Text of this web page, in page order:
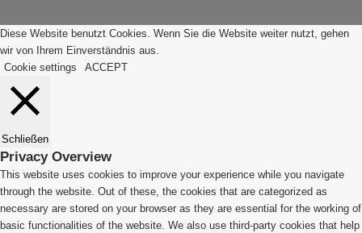
Diese Website benutzt Cookies. Wenn Sie die Website weiter nutzt, gehen
wir von Ihrem Einverständnis aus.
Cookie settings
ACCEPT
Schließen
Privacy Overview
This website uses cookies to improve your experience while you navigate
through the website. Out of these, the cookies that are categorized as
necessary are stored on your browser as they are essential for the working of
basic functionalities of the website. We also use third-party cookies that help